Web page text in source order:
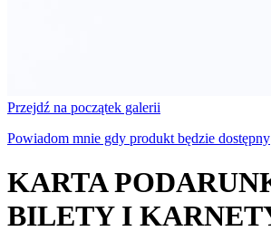
Przejdź na początek galerii
Powiadom mnie gdy produkt będzie dostępny
KARTA
BILETY I